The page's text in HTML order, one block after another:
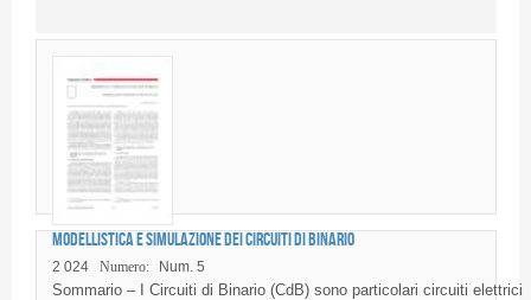
Fornitori di prodotti e servizi
Modellistica e simulazione dei Circuiti di Binario
2 024 Numero: Num. 5
Sommario – I Circuiti di Binario (CdB) sono particolari circuiti elettrici